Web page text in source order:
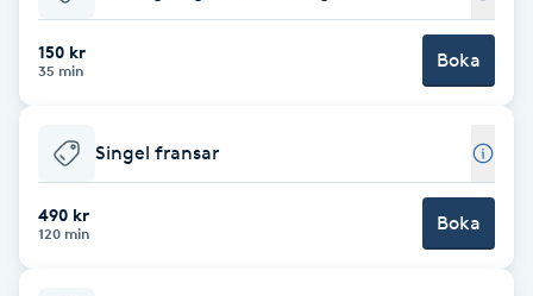
Babylights
Balayage
Barber
150 kr
35 min Boka
Singel fransar
490 kr
120 min Boka